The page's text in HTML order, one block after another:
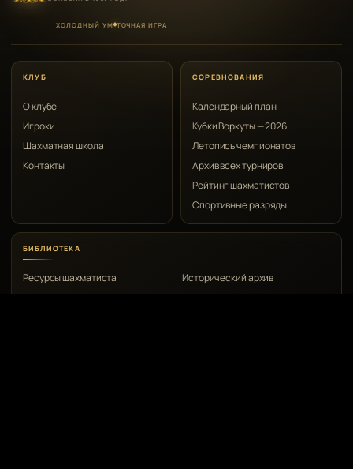
ХОЛОДНЫЙ УМ ТОЧНАЯ ИГРА
КЛУБ
О клубе
Игроки
Шахматная школа
Контакты
СОРЕВНОВАНИЯ
Календарный план
Кубки Воркуты — 2026
Летопись чемпионатов
Архив всех турниров
Рейтинг шахматистов
Спортивные разряды
БИБЛИОТЕКА
Ресурсы шахматиста Исторический архив